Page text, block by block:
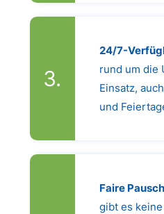
24/7-
rund um die
Einsatz,
und
Faire
gibt es